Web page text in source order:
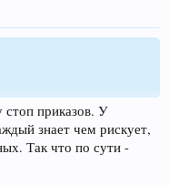
приказов. У
знает чем рискует,
Так что по сути -